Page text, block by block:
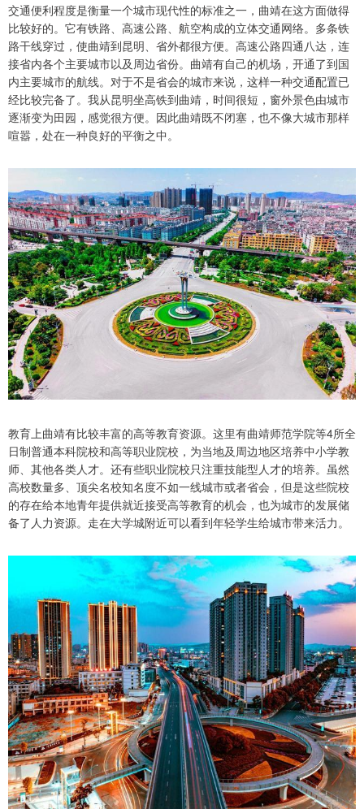
交通便利程度是衡量一个城市现代性的标准之一，曲靖在这方面做得
比较好的。它有铁路、高速公路、航空构成的立体交通网络。多条铁
路干线穿过，使曲靖到昆明、省外都很方便。高速公路四通八达，连
接省内各个主要城市以及周边省份。曲靖有自己的机场，开通了到国
内主要城市的航线。对于不是省会的城市来说，这样一种交通配置已
经比较完备了。我从昆明坐高铁到曲靖，时间很短，窗外景色由城市
逐渐变为田园，感觉很方便。因此曲靖既不闭塞，也不像大城市那样
喧嚣，处在一种良好的平衡之中。
教育上曲靖有比较丰富的高等教育资源。这里有曲靖师范学院等4所全
日制普通本科院校和高等职业院校，为当地及周边地区培养中小学教
师、其他各类人才。还有些职业院校只注重技能型人才的培养。虽然
高校数量多、顶尖名校知名度不如一线城市或者省会，但是这些院校
的存在给本地青年提供就近接受高等教育的机会，也为城市的发展储
备了人力资源。走在大学城附近可以看到年轻学生给城市带来活力。